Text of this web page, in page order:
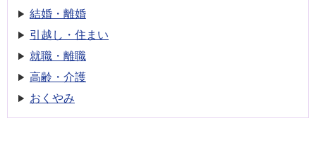
結婚・離婚
引越し・住まい
就職・離職
高齢・介護
おくやみ